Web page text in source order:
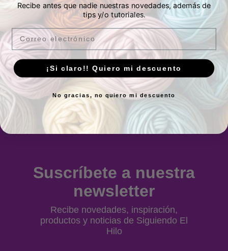
P.º de los Artilleros, 21 Posterior, Local 1,
Vicálvaro, 28032 Madrid, España - Ver
ubicación
Horario
Lunes a Viernes:10.00 a 13.30h y 17.00 a
Sábados:
10.00 a 14.00h
Suscríbete a nuestra
newsletter
Recibe novedades, inspiración,
productos y noticias de Siguiendo El
Hilo
Recibe antes que nadie nuestras novedades, además de
tips y/o tutoriales.
Email
¡Si claro!! Quiero mi descuento
No gracias, no quiero mi descuento